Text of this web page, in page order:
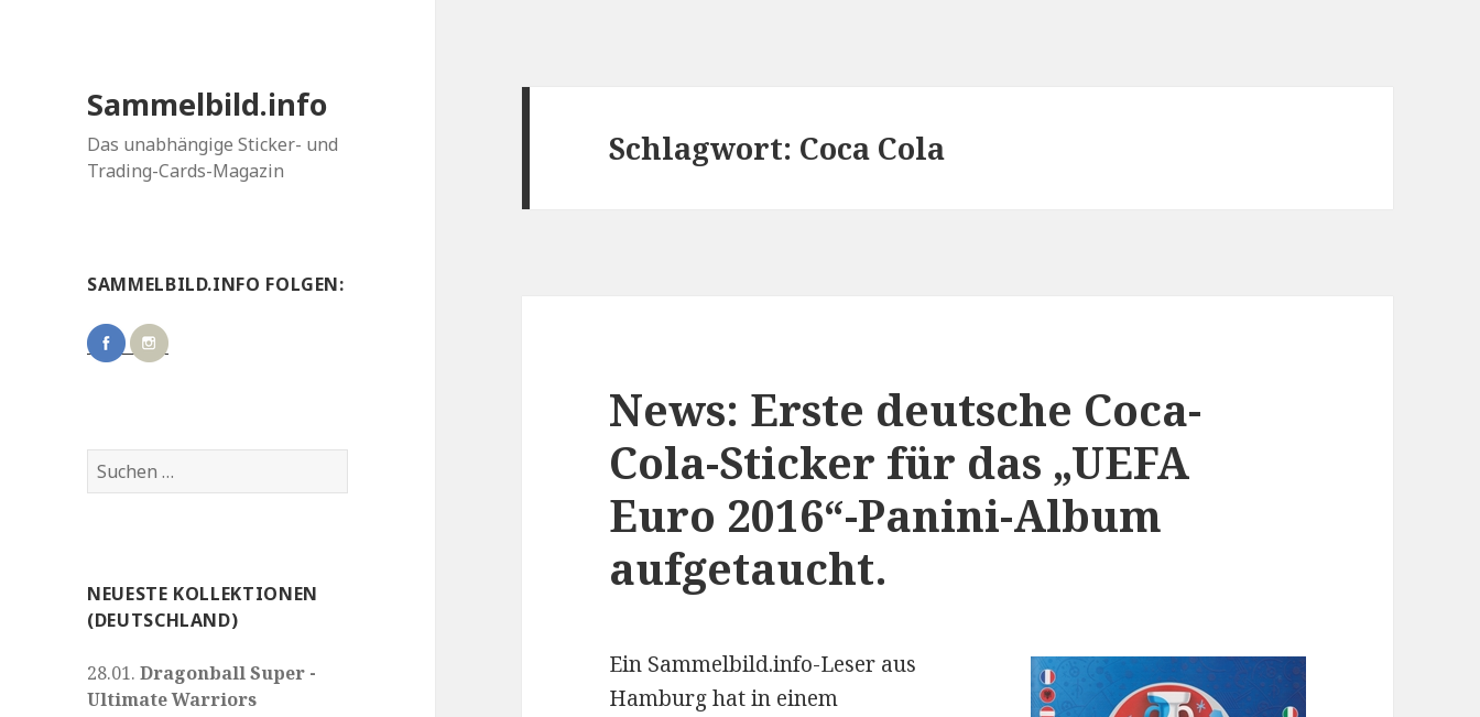
Sammelbild.info
Das unabhängige Sticker- und
Trading-Cards-Magazin
SAMMELBILD.INFO FOLGEN:
Suchen
nach:
NEUESTE KOLLEKTIONEN
(DEUTSCHLAND)
28.01.Dragonball Super -
Ultimate Warriors
Schlagwort: Coca Cola
News: Erste deutsche Coca-
Cola-Sticker für das „UEFA
Euro 2016“-Panini-Album
aufgetaucht.
Ein Sammelbild.info-Leser aus
Hamburg hat in einem